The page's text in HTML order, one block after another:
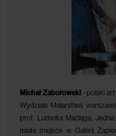
Michał Zaborowski - polski
Wydziale Malarstwa
prof. Ludwika Maciąga.
miała miejsce w Galerii